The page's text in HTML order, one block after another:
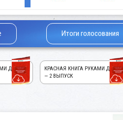
Итоги голосования
ДЕТЕЙ!
КРАСНАЯ КНИГА РУКАМИ ДЕТЕЙ!
— 2 ВЫПУСК